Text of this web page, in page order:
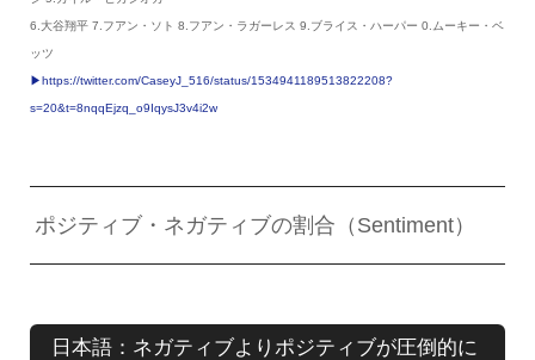
6.大谷翔平 7.フアン・ソト 8.フアン・ラガーレス 9.ブライス・ハーパー 0.ムーキー・ベ
ッツ
▶︎https://twitter.com/CaseyJ_516/status/1534941189513822208?
s=20&t=8nqqEjzq_o9IqysJ3v4i2w
ポジティブ・ネガティブの割合（Sentiment）
日本語：ネガティブよりポジティブが圧倒的に